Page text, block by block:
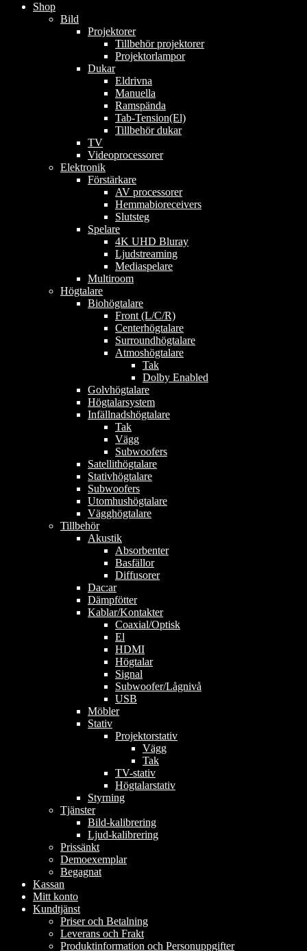
Shop
Bild
Projektorer
Tillbehör projektorer
Projektorlampor
Dukar
Eldrivna
Manuella
Ramspända
Tab-Tension(El)
Tillbehör dukar
TV
Videoprocessorer
Elektronik
Förstärkare
AV processorer
Hemmabioreceivers
Slutsteg
Spelare
4K UHD Bluray
Ljudstreaming
Mediaspelare
Multiroom
Högtalare
Biohögtalare
Front (L/C/R)
Centerhögtalare
Surroundhögtalare
Atmoshögtalare
Tak
Dolby Enabled
Golvhögtalare
Högtalarsystem
Infällnadshögtalare
Tak
Vägg
Subwoofers
Satellithögtalare
Stativhögtalare
Subwoofers
Utomhushögtalare
Vägghögtalare
Tillbehör
Akustik
Absorbenter
Basfällor
Diffusorer
Dac:ar
Dämpfötter
Kablar/Kontakter
Coaxial/Optisk
El
HDMI
Högtalar
Signal
Subwoofer/Lågnivå
USB
Möbler
Stativ
Projektorstativ
Vägg
Tak
TV-stativ
Högtalarstativ
Styrning
Tjänster
Bild-kalibrering
Ljud-kalibrering
Prissänkt
Demoexemplar
Begagnat
Kassan
Mitt konto
Kundtjänst
Priser och Betalning
Leverans och Frakt
Produktinformation och Personuppgifter